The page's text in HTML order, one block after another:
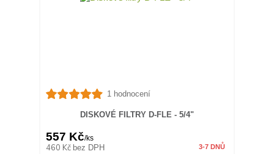
1 hodnocení
DISKOVÉ FILTRY D-FLE - 5/4"
557 Kč/ks
460 Kč bez DPH 3-7 DNŮ